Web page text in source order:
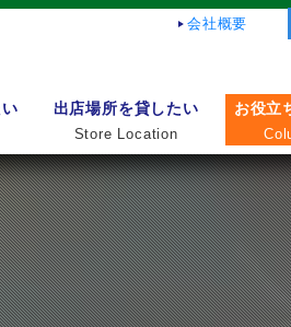
会社概要
出店場所を貸したい
Store Location
お役立